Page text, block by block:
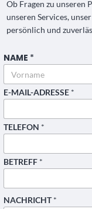
Ob Fragen zu unseren
unseren Services,
persönlich und
T
E
E
F
N
A
E
E
-
A
I
NAME *
Vorname
E-MAIL-ADRESSE *
TELEFON *
BETREFF *
NACHRICHT*